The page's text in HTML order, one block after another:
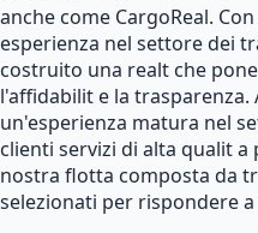
anche come CargoReal.
esperienza nel settore dei
costruito una realt che
l'affidabilit e la
un'esperienza matura nel
clienti servizi di alta qualit a
nostra flotta composta da
selezionati per rispondere